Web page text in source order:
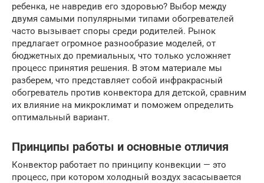
ребенка, не навредив его здоровью? Выбор между
двумя самыми популярными типами обогревателей
часто вызывает споры среди родителей. Рынок
предлагает огромное разнообразие моделей, от
бюджетных до премиальных, что только усложняет
процесс принятия решения. В этом материале мы
разберем, что представляет собой инфракрасный
обогреватель против конвектора для детской, сравним
их влияние на микроклимат и поможем определить
оптимальный вариант.
Принципы работы и основные отличия
Конвектор работает по принципу конвекции — это
процесс, при котором холодный воздух засасывается